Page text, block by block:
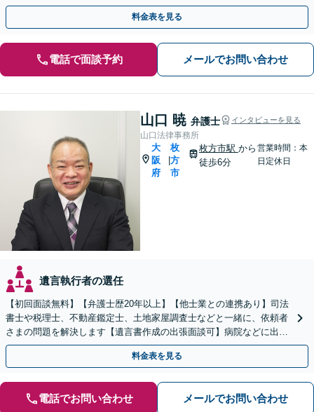
宅や病院、介護施設へ出張可【Zoom面談可】
料金表を見る
電話で面談予約 メールでお問い合わせ
山口 暁 弁護士 インタビューを見る
山口法律事務所
大
阪
府
|
枚
方
市
枚方市駅 から
徒歩6分
営業時間：本
日定休日
遺言執行者の選任
【初回面談無料】【弁護士歴20年以上】【他士業との連携あり】司法
書士や税理士、不動産鑑定士、土地家屋調査士などと一緒に、依頼者
さまの問題を解決します【遺言書作成の出張面談可】病院などに出張
します。適宜公証人も呼び、対応します【枚方市駅6分】
料金表を見る
電話でお問い合わせ メールでお問い合わせ